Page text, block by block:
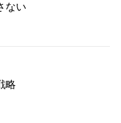
ない
略